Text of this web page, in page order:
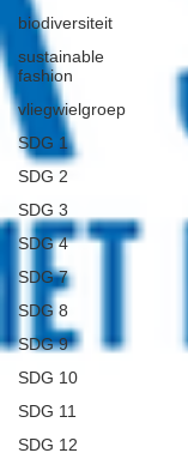
biodiversiteit
sustainable
fashion
vliegwielgroep
SDG 1
SDG 2
SDG 3
SDG 4
SDG 7
SDG 8
SDG 9
SDG 10
SDG 11
SDG 12